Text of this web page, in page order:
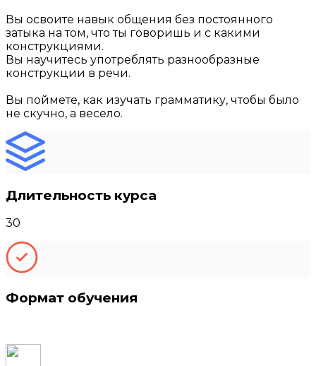
Вы освоите навык общения без постоянного
затыка на том, что ты говоришь и с какими
конструкциями.
Вы научитесь употреблять разнообразные
конструкции в речи.
Вы поймете, как изучать грамматику, чтобы было
не скучно, а весело.
Длительность курса
30
Формат обучения